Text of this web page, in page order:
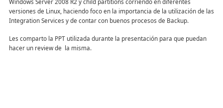
versiones de Linux, haciendo foco en la importancia de la utilización de las
Integration Services y de contar con buenos procesos de Backup.
Les comparto la PPT utilizada durante la presentación para que puedan
hacer un review de la misma.